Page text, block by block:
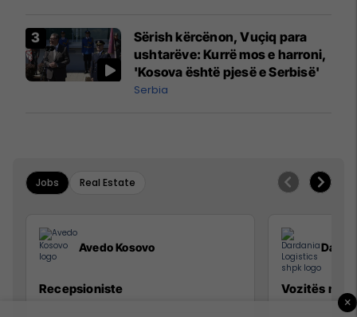
Sërish kërcënon, Vuçiq para
ushtarëve: Kurrë mos e harroni,
'Kosova është pjesë e Serbisë'
Serbia
Jobs Real Estate
Avedo Kosovo
Recepsioniste
Vozitës me
×